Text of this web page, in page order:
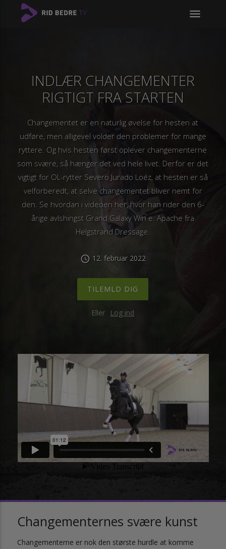
menu
INDLÆR CHANGEMENTER
RIGTIGT FRA STARTEN
Changementet er en naturlig øvelse for hesten at
udføre, men alligevel volder den problemer for mange
ryttere. Og hvis hesten først oplever changementerne
som svære, så hænger det ved hele livet. Derfor er det
vigtigt for OL-rytter Severo Jurado Loéz, at hesten er så
velforberedt, at selve changementet bliver nemt for
den. Se hvordan i videoen her, hvor han rider den 6-
årige avlshingst Grand Galaxy Win e. Apache fra
Helgstrand Dressage.
schedule 12. februar 2022
TILEMLD DIG
Eller Log ind
Changementernes svære kunst
Changementerne er nok den største hurdle at komme